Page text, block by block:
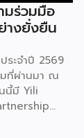
มร่วมมือ
างยั่งยืน
ระจำปี 2569
มที่ผ่านมา ณ
นี้มี Yili